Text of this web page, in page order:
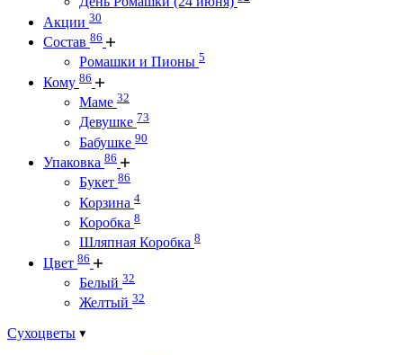
Акции 30
Состав 86
Ромашки и Пионы 5
Кому 86
Маме 32
Девушке 73
Бабушке 90
Упаковка 86
Букет 86
Корзина 4
Коробка 8
Шляпная Коробка 8
Цвет 86
Белый 32
Желтый 32
Сухоцветы